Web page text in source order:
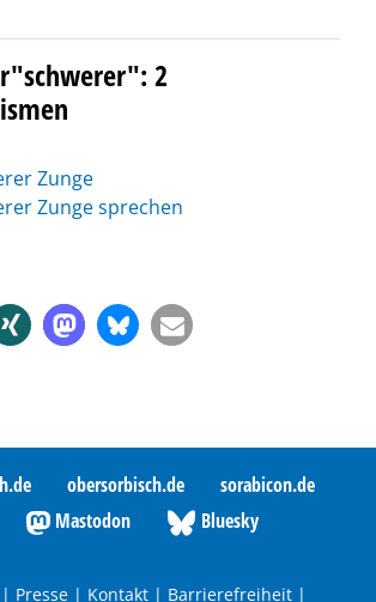
2
Zunge
Zunge sprechen
obersorbisch.de
sorabicon.de
Mastodon Bluesky
| Presse | Kontakt | Barrierefreiheit |